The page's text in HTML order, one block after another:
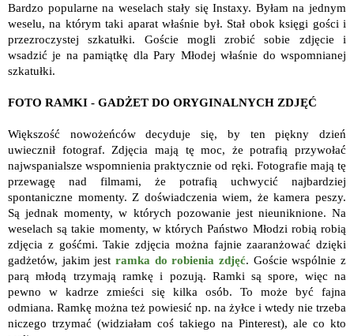
Bardzo popularne na weselach stały się Instaxy. Byłam na jednym
weselu, na którym taki aparat właśnie był. Stał obok księgi gości i
przezroczystej szkatułki. Goście mogli zrobić sobie zdjęcie i
wsadzić je na pamiątkę dla Pary Młodej właśnie do wspomnianej
szkatułki.
FOTO RAMKI - GADŻET DO ORYGINALNYCH ZDJĘĆ
Większość nowożeńców decyduje się, by ten piękny dzień
uwiecznił fotograf. Zdjęcia mają tę moc, że potrafią przywołać
najwspanialsze wspomnienia praktycznie od ręki. Fotografie mają tę
przewagę nad filmami, że potrafią uchwycić najbardziej
spontaniczne momenty. Z doświadczenia wiem, że kamera peszy.
Są jednak momenty, w których pozowanie jest nieuniknione. Na
weselach są takie momenty, w których Państwo Młodzi robią robią
zdjęcia z gośćmi. Takie zdjęcia można fajnie zaaranżować dzięki
gadżetów, jakim jest ramka do robienia zdjęć. Goście wspólnie z
parą młodą trzymają ramkę i pozują. Ramki są spore, więc na
pewno w kadrze zmieści się kilka osób. To może być fajna
odmiana. Ramkę można też powiesić np. na żyłce i wtedy nie trzeba
niczego trzymać (widziałam coś takiego na Pinterest), ale co kto